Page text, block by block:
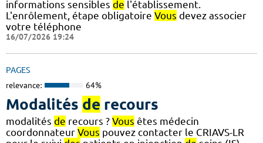
informations sensibles de l'établissement.
L'enrôlement, étape obligatoire Vous devez associer
votre téléphone
16/07/2026 19:24
PAGES
relevance: 64%
Modalités de recours
modalités de recours ? Vous êtes médecin
coordonnateur Vous pouvez contacter le CRIAVS-LR